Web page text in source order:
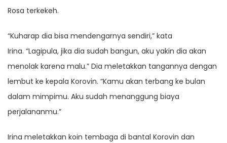
Rosa terkekeh.
“Kuharap dia bisa mendengarnya sendiri,” kata
Irina. “Lagipula, jika dia sudah bangun, aku yakin dia akan
menolak karena malu.” Dia meletakkan tangannya dengan
lembut ke kepala Korovin. “Kamu akan terbang ke bulan
dalam mimpimu. Aku sudah menanggung biaya
perjalananmu.”
Irina meletakkan koin tembaga di bantal Korovin dan